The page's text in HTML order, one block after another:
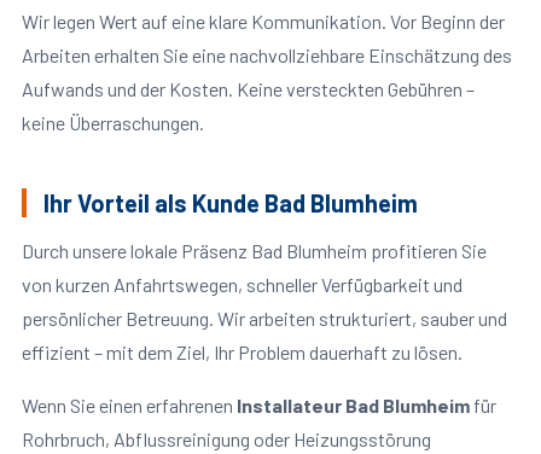
Wir legen Wert auf eine klare Kommunikation. Vor Beginn der
Arbeiten erhalten Sie eine nachvollziehbare Einschätzung des
Aufwands und der Kosten. Keine versteckten Gebühren –
keine Überraschungen.
Ihr Vorteil als Kunde Bad Blumheim
Durch unsere lokale Präsenz Bad Blumheim profitieren Sie
von kurzen Anfahrtswegen, schneller Verfügbarkeit und
persönlicher Betreuung. Wir arbeiten strukturiert, sauber und
effizient – mit dem Ziel, Ihr Problem dauerhaft zu lösen.
Wenn Sie einen erfahrenen Installateur Bad Blumheimfür
Rohrbruch, Abflussreinigung oder Heizungsstörung